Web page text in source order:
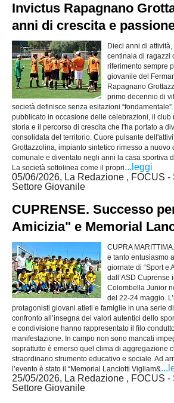
Invictus Rapagnano
anni di crescita e
Dieci anni di
centinaia di ragazzi
riferimento sempre
giovanile del
Rapagnano
primo decennio di
società definisce senza esitazioni
pubblicato in occasione delle celebrazioni, il club
storia e il percorso di crescita che l'ha portato a
consolidata del territorio. Cuore pulsante
Grottazzolina, impianto sintetico rimesso a nuovo
comunale e diventato negli anni la casa sportiva
La società sottolinea come il propri...leggi
05/06/2026, La Redazione , FOCUS
Settore Giovanile
CUPRENSE. Successo
Amicizia" e Memorial
CUPRA
e tanto entusiasmo
giornate di “Sport e
dall’ASD Cuprense
Colombella Junior
del 22-24 maggio.
protagonisti giovani atleti e famiglie in una serie
confronto all’insegna dei valori autentici dello
e condivisione hanno rappresentato il filo
manifestazione. In campo non sono mancati
soprattutto è emerso quel clima di aggregazione
straordinario strumento educativo e sociale. Ad
l’evento è stato il “Memorial Lanciotti Vigliam&
25/05/2026, La Redazione , FOCUS
Settore Giovanile